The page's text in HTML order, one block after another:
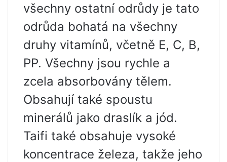
všechny ostatní odrůdy je tato
odrůda bohatá na všechny
druhy vitamínů, včetně E, C, B,
PP. Všechny jsou rychle a
zcela absorbovány tělem.
Obsahují také spoustu
minerálů jako draslík a jód.
Taifi také obsahuje vysoké
koncentrace železa, takže jeho